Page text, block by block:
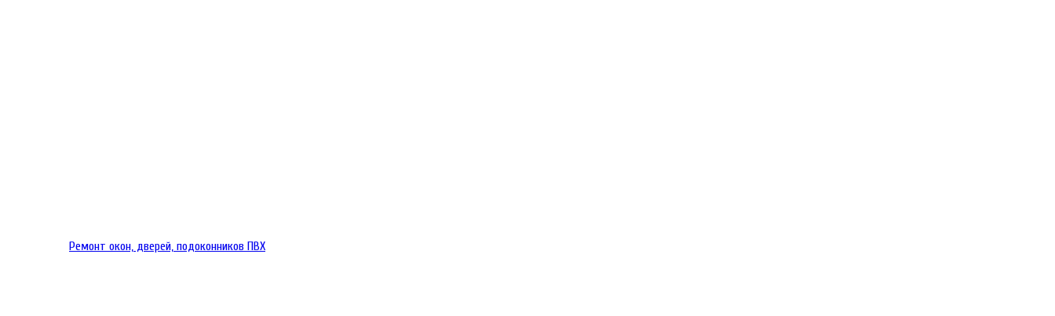
Ремонт окон, дверей, подоконников ПВХ